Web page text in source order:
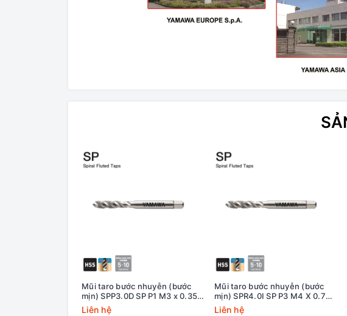
Mũi taro bước nhuyễn (bước
mịn) SPP3.0D SP P1 M3 x 0.35
Yamawa
Liên hệ
Mũi taro bước nhuyễn (bước
mịn) SPR4.0I SP P3 M4 X 0.7
+20 Yamawa (dung sai lớn)
Liên hệ